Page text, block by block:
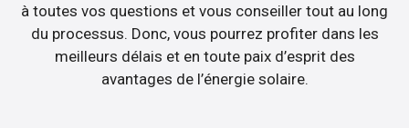
à toutes vos questions et vous conseiller tout au long
du processus. Donc, vous pourrez profiter dans les
meilleurs délais et en toute paix d’esprit des
avantages de l’énergie solaire.